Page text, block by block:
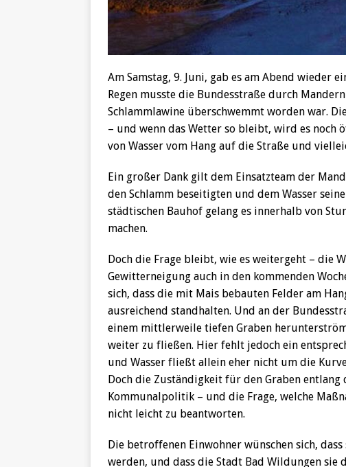
Am Samstag, 9. Juni, gab es am Abend wieder
Regen musste die Bundesstraße durch
Schlammlawine überschwemmt worden war.
– und wenn das Wetter so bleibt, wird es noch
von Wasser vom Hang auf die Straße und
Ein großer Dank gilt dem Einsatzteam der
den Schlamm beseitigten und dem Wasser
städtischen Bauhof gelang es innerhalb von
machen.
Doch die Frage bleibt, wie es weitergeht – die
Gewitterneigung auch in den kommenden
sich, dass die mit Mais bebauten Felder am
ausreichend standhalten. Und an der
einem mittlerweile tiefen Graben
weiter zu fließen. Hier fehlt jedoch ein
und Wasser fließt allein eher nicht um die
Doch die Zuständigkeit für den Graben
Kommunalpolitik – und die Frage, welche
nicht leicht zu beantworten.
Die betroffenen Einwohner wünschen sich,
werden, und dass die Stadt Bad Wildungen